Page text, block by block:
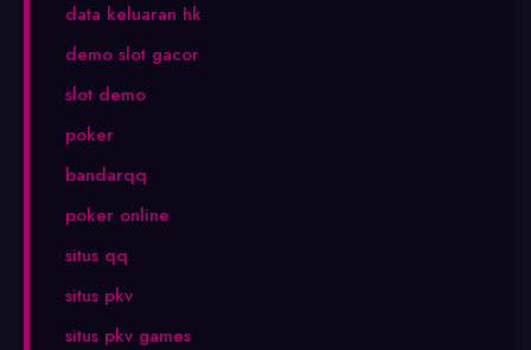
data keluaran hk
demo slot gacor
slot demo
poker
bandarqq
poker online
situs qq
situs pkv
situs pkv games